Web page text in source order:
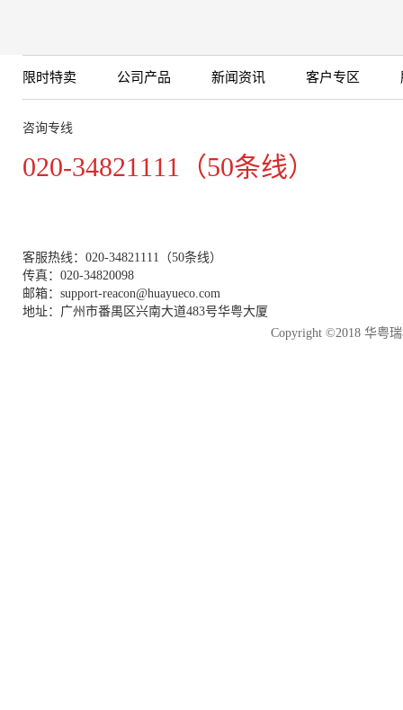
限时特卖 公司产品 新闻资讯 客户专区
咨询专线
020-34821111（50条线）
客服热线：020-34821111（50条线）
传真：020-34820098
邮箱：support-reacon@huayueco.com
地址：广州市番禺区兴南大道483号华粤大厦
Copyright ©2018 华粤